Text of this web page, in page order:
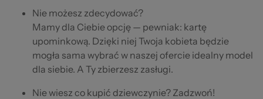
Nie możesz zdecydować?
Mamy dla Ciebie opcję — pewniak: kartę
upominkową. Dzięki niej Twoja kobieta będzie
mogła sama wybrać w naszej ofercie idealny model
dla siebie. A Ty zbierzesz zasługi.
Nie wiesz co kupić dziewczynie? Zadzwoń!